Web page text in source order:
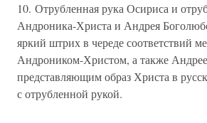
10. Отрубленная рука Осириса и
Андроника-Христа и Андрея
яркий штрих в череде соответствий
Андроником-Христом, а также
представляющим образ Христа в
с отрубленной рукой.